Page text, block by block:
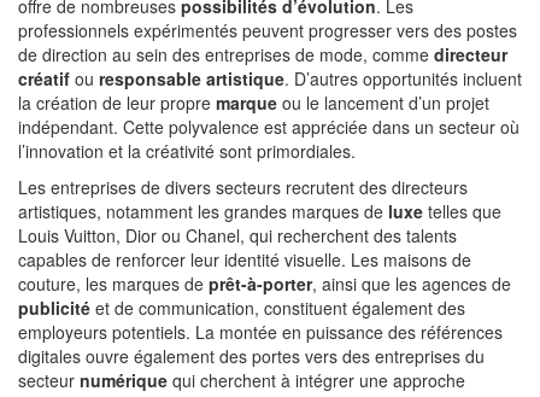
offre de nombreuses possibilités d’évolution. Les
professionnels expérimentés peuvent progresser vers des postes
de direction au sein des entreprises de mode, comme directeur
créatif ou responsable artistique. D’autres opportunités incluent
la création de leur propre marque ou le lancement d’un projet
indépendant. Cette polyvalence est appréciée dans un secteur où
l’innovation et la créativité sont primordiales.
Les entreprises de divers secteurs recrutent des directeurs
artistiques, notamment les grandes marques de luxe telles que
Louis Vuitton, Dior ou Chanel, qui recherchent des talents
capables de renforcer leur identité visuelle. Les maisons de
couture, les marques de prêt-à-porter, ainsi que les agences de
publicité et de communication, constituent également des
employeurs potentiels. La montée en puissance des références
digitales ouvre également des portes vers des entreprises du
secteur numérique qui cherchent à intégrer une approche